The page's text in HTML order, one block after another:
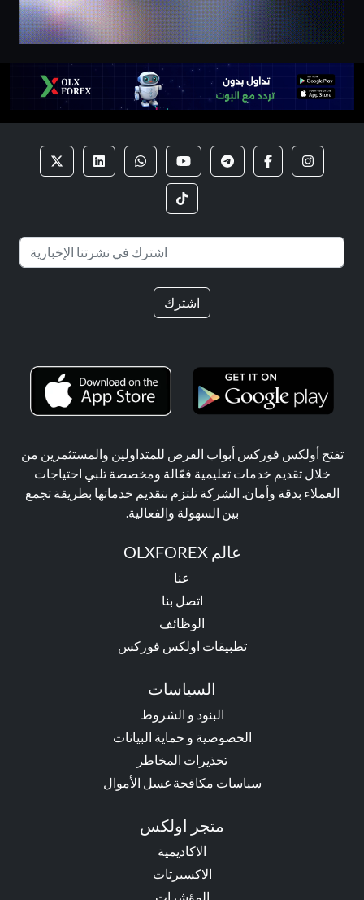
اشترك
تفتح أولكس فوركس أبواب الفرص للمتداولين والمستثمرين من
خلال تقديم خدمات تعليمية فعّالة ومخصصة تلبي احتياجات
العملاء بدقة وأمان. الشركة تلتزم بتقديم خدماتها بطريقة تجمع
بين السهولة والفعالية.
عالم OLXFOREX
عنا
اتصل بنا
الوظائف
تطبيقات اولكس فوركس
السياسات
البنود و الشروط
الخصوصية و حماية البيانات
تحذيرات المخاطر
سياسات مكافحة غسل الأموال
متجر اولكس
الاكاديمية
الاكسبرتات
المؤشرات